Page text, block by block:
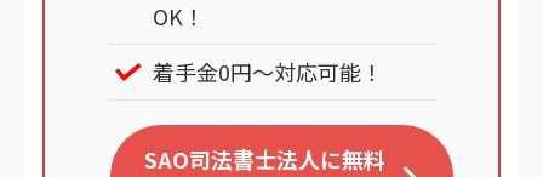
OK！
着手金0円～対応可能！
SAO司法書士法人に無料